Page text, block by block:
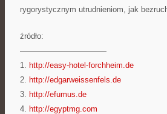
rygorystycznym utrudnieniom, jak
źródło:
———————————
1. http://easy-hotel-forchheim.de
2. http://edgarweissenfels.de
3. http://efumus.de
4. http://egyptmg.com